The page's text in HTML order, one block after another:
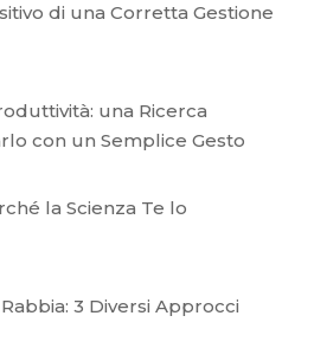
di una Corretta Gestione
una Ricerca
con un Semplice Gesto
la Scienza Te lo
3 Diversi Approcci